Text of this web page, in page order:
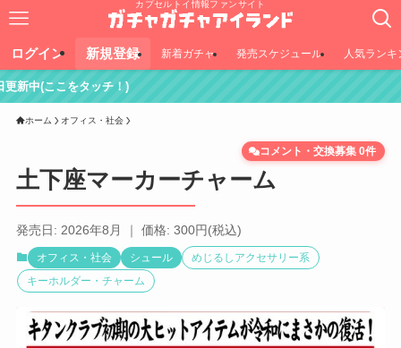
カプセルトイ情報ファンサイト
ログイン 新規登録 新着ガチャ 発売スケジュール 人気ランキ
チ！)
ホーム オフィス・社会
土下座マーカーチャーム
コメント・交換募集 0件
発売日: 2026年8月 ｜ 価格: 300円(税込)
オフィス・社会 シュール
めじるしアクセサリー系
キーホルダー・チャーム